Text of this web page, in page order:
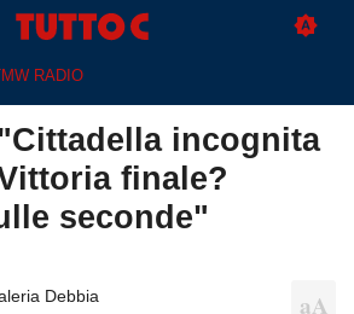
RADIO
incognita
finale?
seconde"
Debbia